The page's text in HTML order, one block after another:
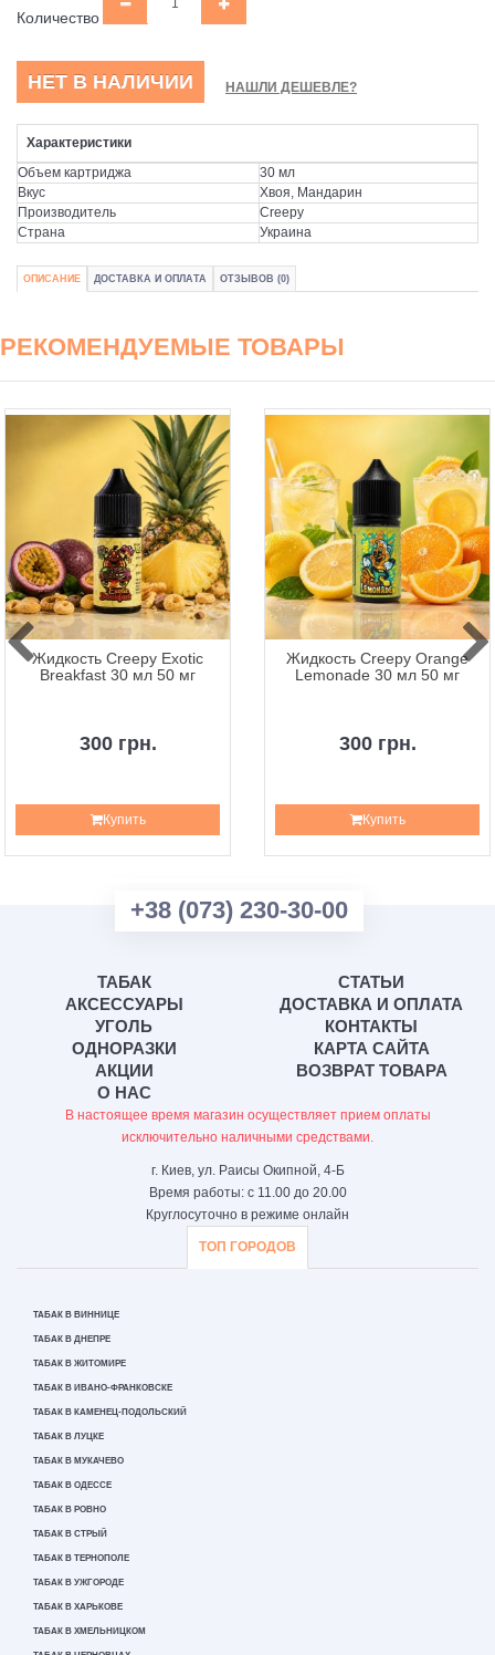
Количество
НЕТ В НАЛИЧИИ НАШЛИ ДЕШЕВЛЕ?
Характеристики
Объем картриджа
30 мл
Вкус
Хвоя, Мандарин
Производитель
Creepy
Страна
Украина
ОПИСАНИЕ ДОСТАВКА И ОПЛАТА ОТЗЫВОВ (0)
РЕКОМЕНДУЕМЫЕ ТОВАРЫ
Жидкость Creepy Exotic
Breakfast 30 мл 50 мг
300 грн.
Купить
Жидкость Creepy Orange
Lemonade 30 мл 50 мг
300 грн.
Купить
+38 (073) 230-30-00
ТАБАК
АКСЕССУАРЫ
УГОЛЬ
ОДНОРАЗКИ
АКЦИИ
О НАС
СТАТЬИ
ДОСТАВКА И ОПЛАТА
КОНТАКТЫ
КАРТА САЙТА
ВОЗВРАТ ТОВАРА
В настоящее время магазин осуществляет прием оплаты
исключительно наличными средствами.
г. Киев, ул. Раисы Окипной, 4-Б
Время работы: с 11.00 до 20.00
Круглосуточно в режиме онлайн
ТОП ГОРОДОВ
ТАБАК В ВИННИЦЕ
ТАБАК В ДНЕПРЕ
ТАБАК В ЖИТОМИРЕ
ТАБАК В ИВАНО-ФРАНКОВСКЕ
ТАБАК В КАМЕНЕЦ-ПОДОЛЬСКИЙ
ТАБАК В ЛУЦКЕ
ТАБАК В МУКАЧЕВО
ТАБАК В ОДЕССЕ
ТАБАК В РОВНО
ТАБАК В СТРЫЙ
ТАБАК В ТЕРНОПОЛЕ
ТАБАК В УЖГОРОДЕ
ТАБАК В ХАРЬКОВЕ
ТАБАК В ХМЕЛЬНИЦКОМ